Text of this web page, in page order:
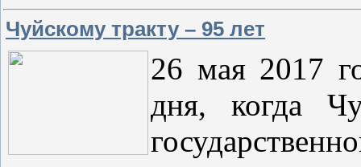
Чуйскому тракту – 95 лет
26 мая 2017
дня, когда